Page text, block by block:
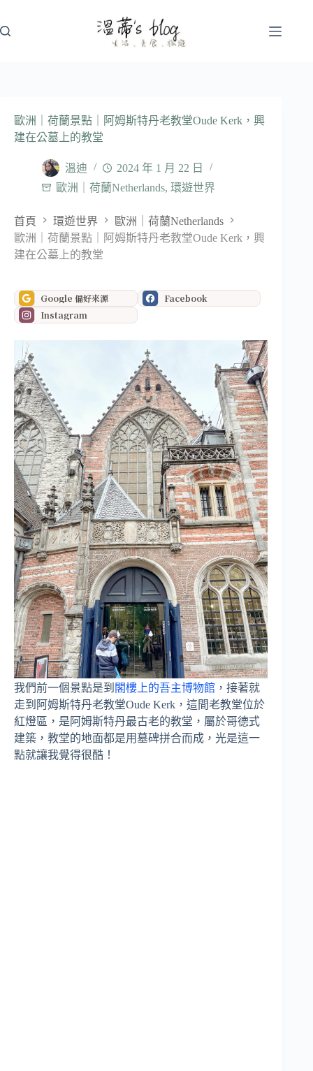
至
歐洲｜荷蘭景點｜阿姆斯特丹老教堂Oude Kerk，興
建在公墓上的教堂
溫迪
2024 年 1 月 22 日
歐洲｜荷蘭Netherlands, 環遊世界
首頁 環遊世界
歐洲｜荷蘭Netherlands
歐洲｜荷蘭景點｜阿姆斯特丹老教堂Oude Kerk，興
建在公墓上的教堂
Google 偏好來源
Facebook
Instagram
我們前一個景點是到 閣樓上的吾主博物館 ，接著就
走到阿姆斯特丹老教堂Oude Kerk，這間老教堂位於
紅燈區，是阿姆斯特丹最古老的教堂，屬於哥德式
建築，教堂的地面都是用墓碑拼合而成，光是這一
點就讓我覺得很酷！